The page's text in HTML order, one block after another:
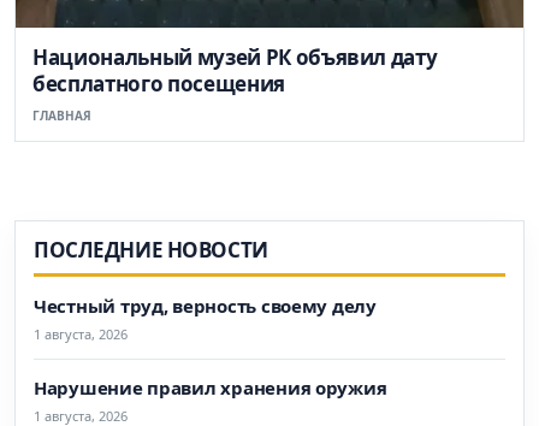
Национальный музей РК объявил дату
бесплатного посещения
ГЛАВНАЯ
ПОСЛЕДНИЕ НОВОСТИ
Честный труд, верность своему делу
1 августа, 2026
Нарушение правил хранения оружия
1 августа, 2026